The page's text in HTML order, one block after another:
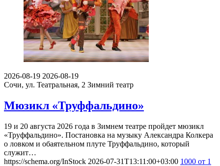
2026-08-19 2026-08-19
Сочи, ул. Театральная, 2 Зимний театр
Мюзикл «Труффальдино»
19 и 20 августа 2026 года в Зимнем театре пройдет мюзикл
«Труффальдино». Постановка на музыку Александра Колкера
о ловком и обаятельном плуте Труффальдино, который
служит…
https://schema.org/InStock 2026-07-31T13:11:00+03:00 1000 от 1